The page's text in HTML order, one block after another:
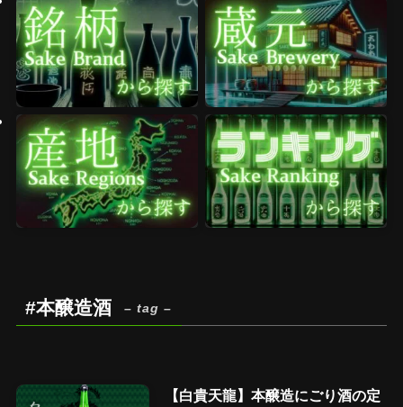
#本醸造酒 – tag –
【白貴天龍】本醸造にごり酒の定